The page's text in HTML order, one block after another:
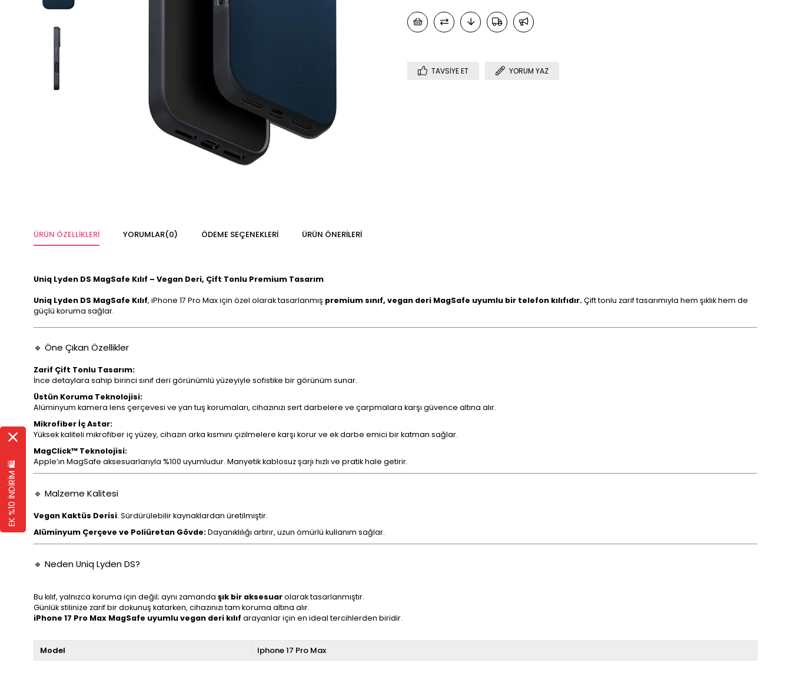
TAVSIYE ET YORUM YAZ
ÜRÜN ÖZELLIKLERI YORUMLAR(0) ÖDEME SEÇENEKLERI ÜRÜN ÖNERILERI
Uniq Lyden DS MagSafe Kılıf – Vegan Deri, Çift Tonlu Premium Tasarım
Uniq Lyden DS MagSafe Kılıf, iPhone 17 Pro Max için özel olarak tasarlanmış premium sınıf, vegan deri MagSafe uyumlu bir telefon kılıfıdır.Çift tonlu zarif tasarımıyla hem şıklık hem de
güçlü koruma sağlar.
🔹 Öne Çıkan Özellikler
Zarif Çift Tonlu Tasarım:
İnce detaylara sahip birinci sınıf deri görünümlü yüzeyiyle sofistike bir görünüm sunar.
Üstün Koruma Teknolojisi:
Alüminyum kamera lens çerçevesi ve yan tuş korumaları, cihazınızı sert darbelere ve çarpmalara karşı güvence altına alır.
Mikrofiber İç Astar:
Yüksek kaliteli mikrofiber iç yüzey, cihazın arka kısmını çizilmelere karşı korur ve ek darbe emici bir katman sağlar.
MagClick™ Teknolojisi:
Apple’ın MagSafe aksesuarlarıyla %100 uyumludur. Manyetik kablosuz şarjı hızlı ve pratik hale getirir.
🔹 Malzeme Kalitesi
Vegan Kaktüs Derisi: Sürdürülebilir kaynaklardan üretilmiştir.
Alüminyum Çerçeve ve Poliüretan Gövde:Dayanıklılığı artırır, uzun ömürlü kullanım sağlar.
🔹 Neden Uniq Lyden DS?
Bu kılıf, yalnızca koruma için değil; aynı zamanda şık bir aksesuarolarak tasarlanmıştır.
Günlük stilinize zarif bir dokunuş katarken, cihazınızı tam koruma altına alır.
iPhone 17 Pro Max MagSafe uyumlu vegan deri kılıf arayanlar için en ideal tercihlerden biridir.
Model Iphone 17 Pro Max
EK %10 İNDİRİM 🛍️